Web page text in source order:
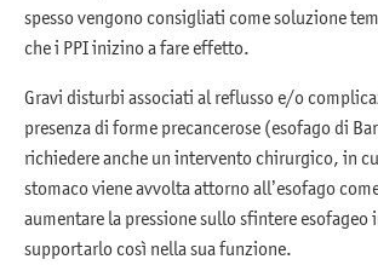
spesso vengono consigliati come soluzione
che i PPI inizino a fare effetto.
Gravi disturbi associati al reflusso e/o
presenza di forme precancerose (esofago di
richiedere anche un intervento chirurgico, in
stomaco viene avvolta attorno all’esofago
aumentare la pressione sullo sfintere esofageo
supportarlo così nella sua funzione.